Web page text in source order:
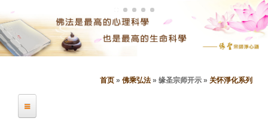
前
首页 » 佛乘弘法 » 缘圣宗师开示 » 关怀淨化系列